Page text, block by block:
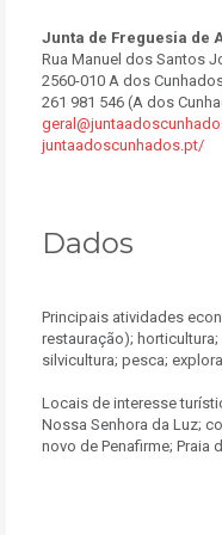
Junta de Freguesia de
Rua Manuel dos Santos
2560-010 A dos
261 981 546 (A dos
juntaadoscunhados.pt/
Dados
Principais atividades
restauração);
silvicultura; pesca;
Locais de interesse
Nossa Senhora da Luz;
novo de Penafirme; Praia